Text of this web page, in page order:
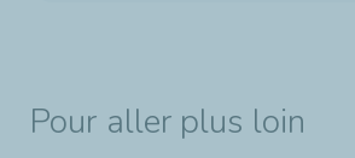
Pour aller plus loin